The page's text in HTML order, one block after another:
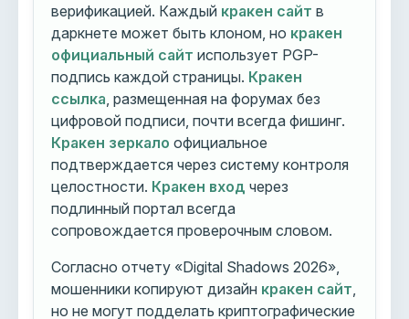
верификацией. Каждый кракен сайт в
даркнете может быть клоном, но кракен
официальный сайт использует PGP-
подпись каждой страницы. Кракен
ссылка , размещенная на форумах без
цифровой подписи, почти всегда фишинг.
Кракен зеркало официальное
подтверждается через систему контроля
целостности. Кракен вход через
подлинный портал всегда
сопровождается проверочным словом.
Согласно отчету «Digital Shadows 2026»,
мошенники копируют дизайн кракен сайт
но не могут подделать криптографические